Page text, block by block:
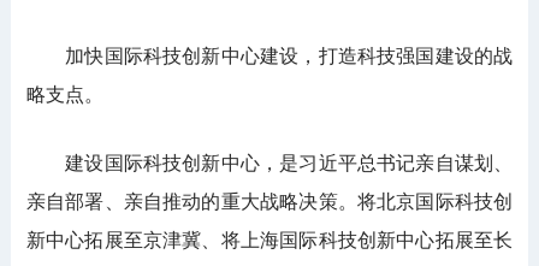
加快国际科技创新中心建设，打造科技强国建设的战
略支点。
建设国际科技创新中心，是习近平总书记亲自谋划、
亲自部署、亲自推动的重大战略决策。将北京国际科技创
新中心拓展至京津冀、将上海国际科技创新中心拓展至长